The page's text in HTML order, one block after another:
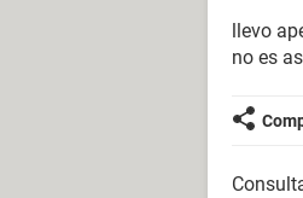
llevo
no es